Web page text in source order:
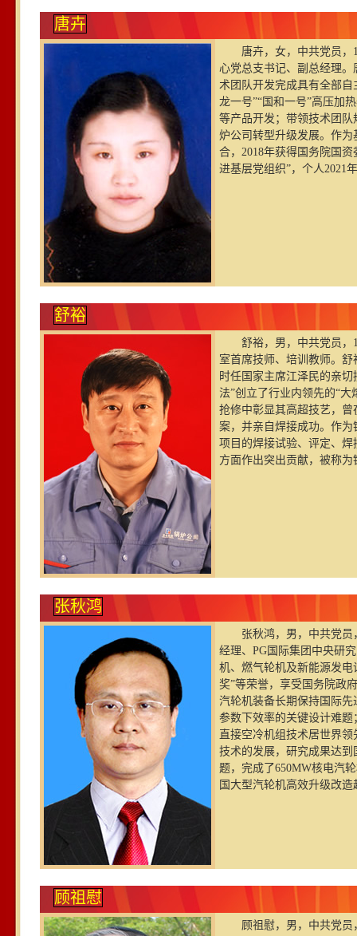
唐卉
唐卉，女，中共党员，
心党总支书记、副总经理
术团队开发完成具有全部自
龙一号”“国和一号”高压加
等产品开发；带领技术团队
炉公司转型升级发展。作
合，2018年获得国务院国
进基层党组织”，个人2021
舒裕
舒裕，男，中共党员，
室首席技师、培训教师。
时任国家主席江泽民的亲
法”创立了行业内领先的“
抢修中彰显其高超技艺，
案，并亲自焊接成功。作
项目的焊接试验、评定、
方面作出突出贡献，被称
张秋鸿
张秋鸿，男，中共党员
经理、PG国际集团中央研
机、燃气轮机及新能源发电
奖”等荣誉，享受国务院政
汽轮机装备长期保持国际
参数下效率的关键设计难
直接空冷机组技术居世界
技术的发展，研究成果达
题，完成了650MW核电汽
国大型汽轮机高效升级改
顾祖慰
顾祖慰，男，中共党